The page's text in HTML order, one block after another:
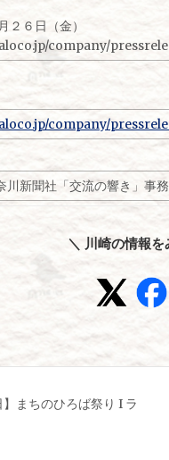
２６日（金）
company/
company/
川新聞社「交流の響き」事
＼ 川崎の情報
まちのひろば祭り I ラ